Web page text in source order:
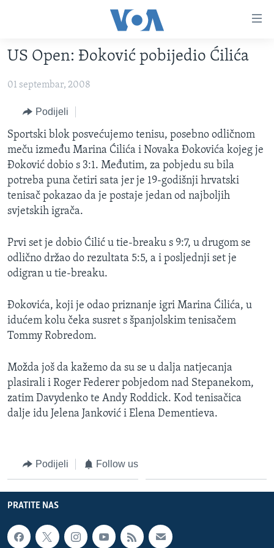
glavni
Pređi
navigaciju
Idi
na
pretragu
TV PROGRAM
VIDEO
FOTOGRAFIJE DANA
VIJESTI
SJEDINJENE AMERIČKE DRŽAVE
BOSNA I HERCEGOVINA
SVIJET
NAUKA I TEHNOLOGIJA
SPECIJALNI PROJEKTI
KORUPCIJA
SLOBODA MEDIJA
ŽENSKA STRANA
IZBJEGLIČKA STRANA
O GLASU AMERIKE
Learning English
PRATITE NAS
US Open: Đoković pobijedio Ćilića
01 septembar, 2008
Podijeli
Sportski blok posvećujemo tenisu, posebno odličnom
meču između Marina Ćilića i Novaka Đokovića kojeg je
Đoković dobio s 3:1. Međutim, za pobjedu su bila
potreba puna četiri sata jer je 19-godišnji hrvatski
tenisač pokazao da je postaje jedan od najboljih
svjetskih igrača.
Prvi set je dobio Ćilić u tie-breaku s 9:7, u drugom se
odlično držao do rezultata 5:5, a i posljednji set je
odigran u tie-breaku.
Đokovića, koji je odao priznanje igri Marina Ćilića, u
idućem kolu čeka susret s španjolskim tenisačem
Tommy Robredom.
Možda još da kažemo da su se u dalja natjecanja
plasirali i Roger Federer pobjedom nad Stepanekom,
zatim Davydenko te Andy Roddick. Kod tenisačica
dalje idu Jelena Janković i Elena Dementieva.
Podijeli Follow us
PRATITE NAS